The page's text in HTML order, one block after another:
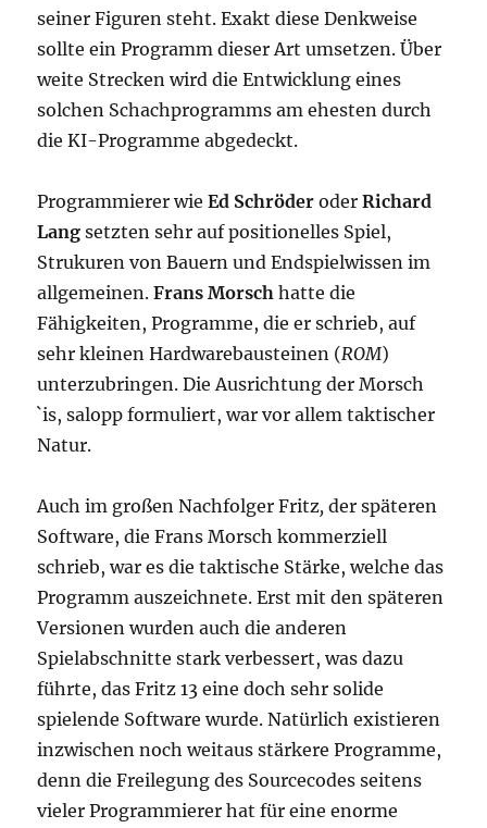
seiner Figuren steht. Exakt diese Denkweise
sollte ein Programm dieser Art umsetzen. Über
weite Strecken wird die Entwicklung eines
solchen Schachprogramms am ehesten durch
die KI-Programme abgedeckt.
Programmierer wieEd Schröder oderRichard
Lang setzten sehr auf positionelles Spiel,
Strukuren von Bauern und Endspielwissen im
allgemeinen.Frans Morsch hatte die
Fähigkeiten, Programme, die er schrieb, auf
sehr kleinen Hardwarebausteinen (ROM)
unterzubringen. Die Ausrichtung der Morsch
`is, salopp formuliert, war vor allem taktischer
Natur.
Auch im großen Nachfolger Fritz, der späteren
Software, die Frans Morsch kommerziell
schrieb, war es die taktische Stärke, welche das
Programm auszeichnete. Erst mit den späteren
Versionen wurden auch die anderen
Spielabschnitte stark verbessert, was dazu
führte, das Fritz 13 eine doch sehr solide
spielende Software wurde. Natürlich existieren
inzwischen noch weitaus stärkere Programme,
denn die Freilegung des Sourcecodes seitens
vieler Programmierer hat für eine enorme